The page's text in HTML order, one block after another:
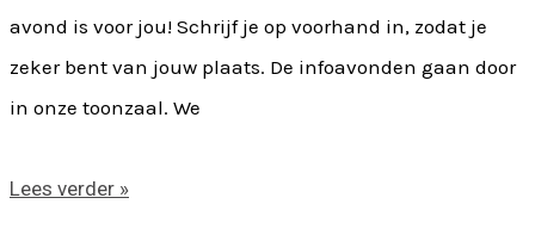
avond is voor jou! Schrijf je op voorhand in, zodat je
zeker bent van jouw plaats. De infoavonden gaan door
in onze toonzaal. We
Lees verder »